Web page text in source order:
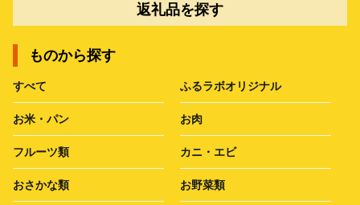
返礼品を探す
ものから探す
すべて ふるラボオリジナル
お米・パン お肉
フルーツ類 カニ・エビ
おさかな類 お野菜類